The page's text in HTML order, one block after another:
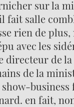
sur la
fait salle
rien de
avec les
directeur de
de la
business
en fait,